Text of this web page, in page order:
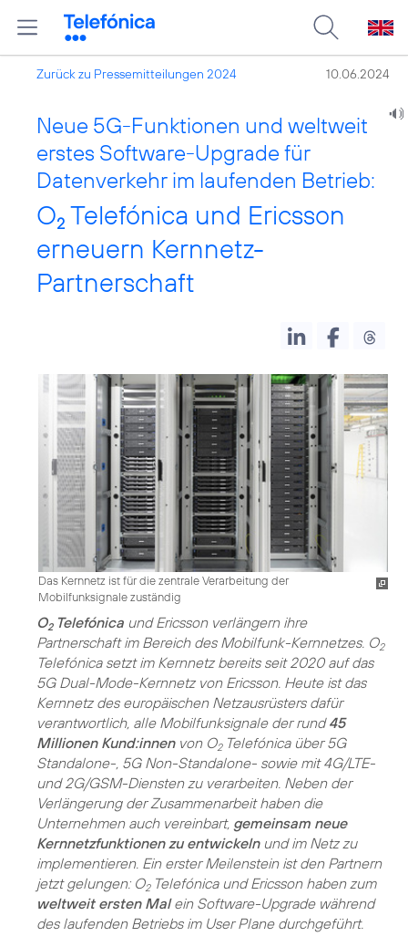
Zurück zu Pressemitteilungen 2024 10.06.2024
Neue 5G-Funktionen und weltweit
erstes Software-Upgrade für
Datenverkehr im laufenden Betrieb:
O2 Telefónica und Ericsson
erneuern Kernnetz-
Partnerschaft
Das Kernnetz ist für die zentrale Verarbeitung der
Mobilfunksignale zuständig
O2Telefónica und Ericsson verlängern ihre
Partnerschaft im Bereich des Mobilfunk-Kernnetzes. O2
Telefónica setzt im Kernnetz bereits seit 2020 auf das
5G Dual-Mode-Kernnetz von Ericsson. Heute ist das
Kernnetz des europäischen Netzausrüsters dafür
verantwortlich, alle Mobilfunksignale der rund45
Millionen Kund:innenvon O2Telefónica über 5G
Standalone-, 5G Non-Standalone- sowie mit 4G/LTE-
und 2G/GSM-Diensten zu verarbeiten. Neben der
Verlängerung der Zusammenarbeit haben die
Unternehmen auch vereinbart, gemeinsam neue
Kernnetzfunktionen zu entwickelnund im Netz zu
implementieren. Ein erster Meilenstein ist den Partnern
jetzt gelungen: O2Telefónica und Ericsson haben zum
weltweit ersten Malein Software-Upgrade während
des laufenden Betriebs im User Plane durchgeführt.